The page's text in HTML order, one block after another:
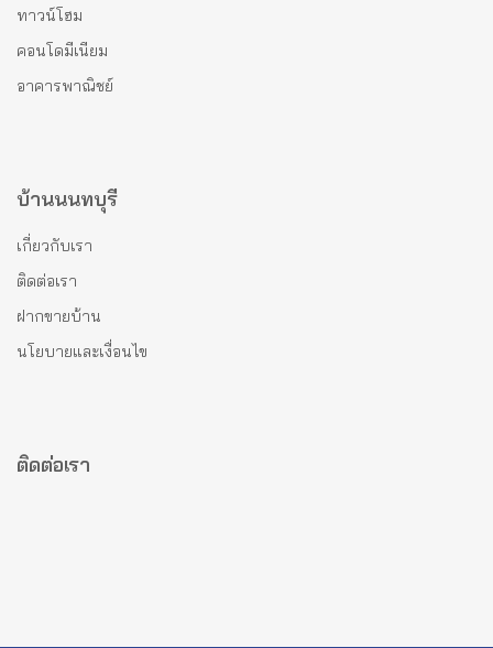
ทาวน์โฮม
คอนโดมีเนียม
อาคารพาณิชย์
บ้านนนทบุรี
เกี่ยวกับเรา
ติดต่อเรา
ฝากขายบ้าน
นโยบายและเงื่อนไข
ติดต่อเรา